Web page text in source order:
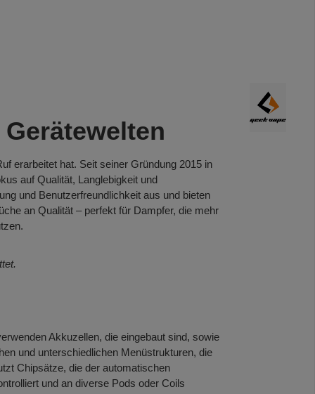
erarbeitet hat. Seit seiner Gründung 2015 in
auf Qualität, Langlebigkeit und
und Benutzerfreundlichkeit aus und bieten
an Qualität – perfekt für Dampfer, die mehr
Akkuzellen, die eingebaut sind, sowie
und unterschiedlichen Menüstrukturen, die
Chipsätze, die der automatischen
und an diverse Pods oder Coils